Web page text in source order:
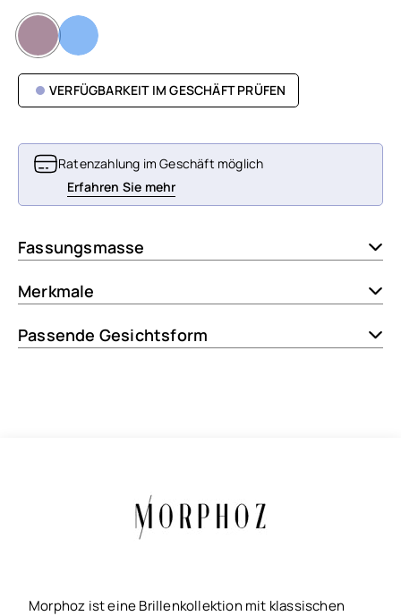
VERFÜGBARKEIT IM GESCHÄFT PRÜFEN
Ratenzahlung im Geschäft möglich
Erfahren Sie mehr
Fassungsmasse
Merkmale
Passende Gesichtsform
Morphoz ist eine Brillenkollektion mit klassischen